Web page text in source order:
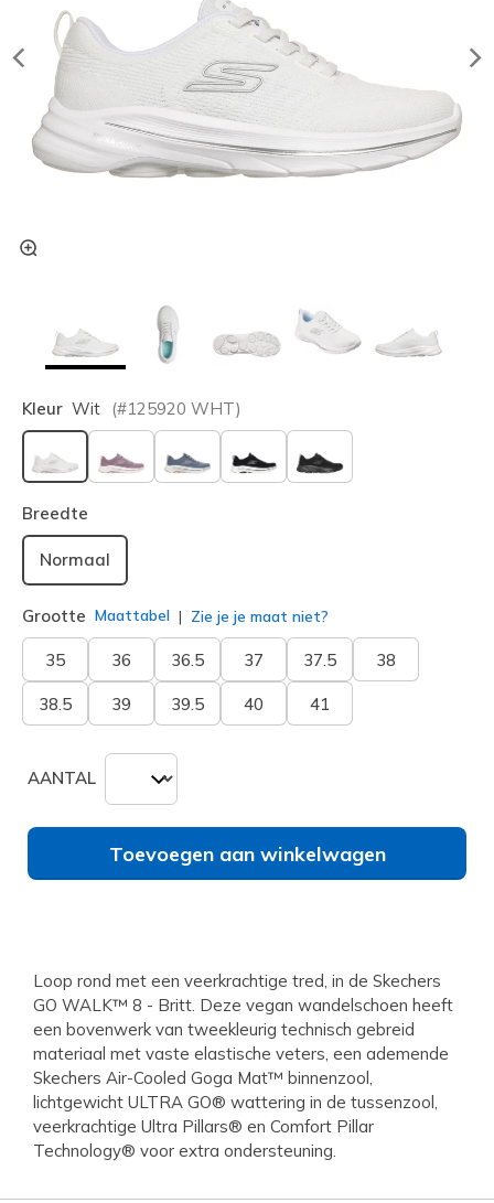
Kleur Wit (#125920 WHT)
geselecteerd
Breedte
Normaal
Grootte Maattabel Zie je je maat niet?
35 36 36.5 37 37.5 38
38.5 39 39.5 40 41
AANTAL
Toevoegen aan winkelwagen
Loop rond met een veerkrachtige tred, in de Skechers
GO WALK™ 8 - Britt. Deze vegan wandelschoen heeft
een bovenwerk van tweekleurig technisch gebreid
materiaal met vaste elastische veters, een ademende
Skechers Air-Cooled Goga Mat™ binnenzool,
lichtgewicht ULTRA GO® wattering in de tussenzool,
veerkrachtige Ultra Pillars® en Comfort Pillar
Technology® voor extra ondersteuning.